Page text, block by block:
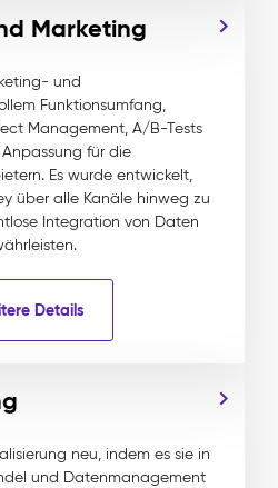
Marketing
und
Funktionsumfang,
Management, A/B-Tests
für die
Es wurde entwickelt,
über alle Kanäle hinweg zu
Integration von Daten
Details
neu, indem es sie in
und Datenmanagement